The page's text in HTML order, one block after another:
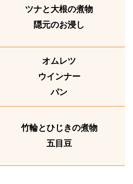
ツナと大根の煮物
隠元のお浸し
オムレツ
ウインナー
パン
竹輪とひじきの煮物
五目豆